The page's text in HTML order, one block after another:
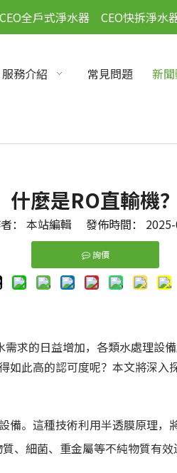
CEO全戶式淨水器 CEO快拆淨水
服務介紹 常見問題 新
什麼是RO直輸機？
本站編輯 發佈時間：
詢價
求的日益增加，各類水處理設
此高的認可度呢？本文將深入
。這種技術利用半透膜原理，
、細菌、重金屬等不純物質有效